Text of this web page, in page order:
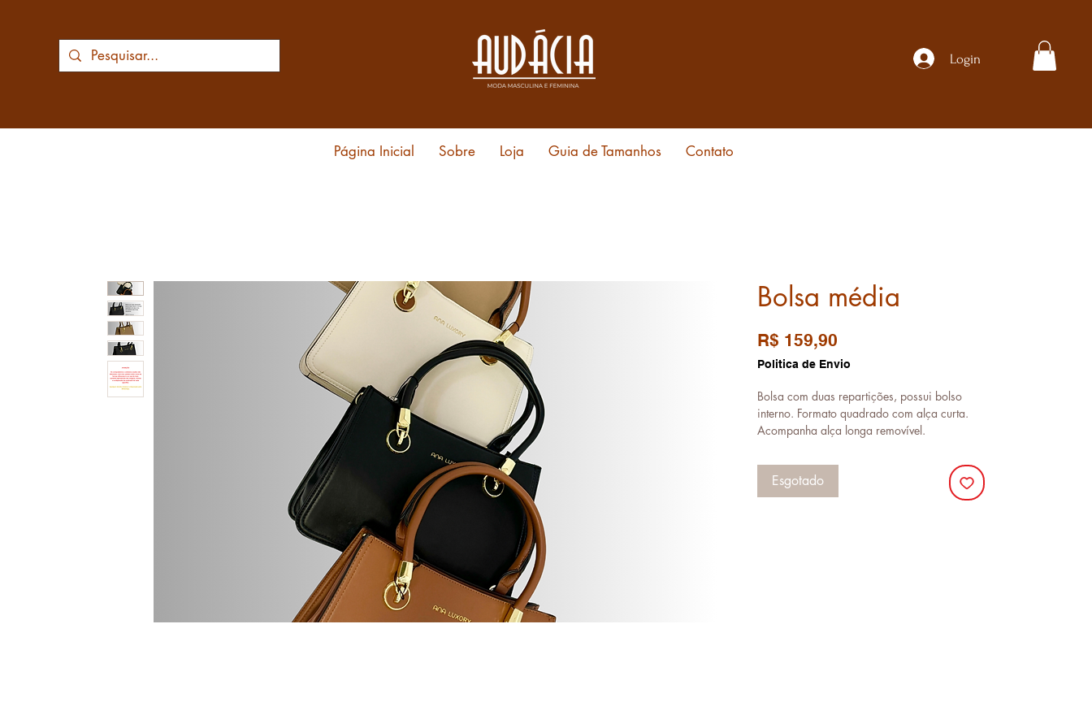
Login
Página Inicial Sobre Loja Guia de Tamanhos Contato
Bolsa média
R$ 159,90
Politica de Envio
Bolsa com duas repartições, possui bolso
interno. Formato quadrado com alça curta.
Acompanha alça longa removível.
Altura: 0,19 cm
Comprimento: 0,10 cm
Largura: 0,27 cm
Esgotado